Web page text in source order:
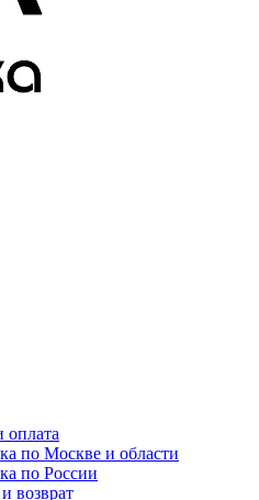
по Москве и области
по России
возврат